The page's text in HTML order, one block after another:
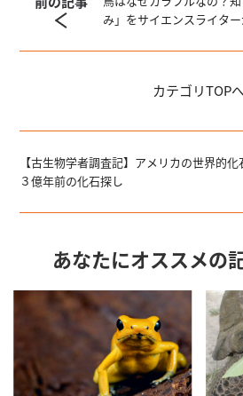
み」をサイエンスライター
カテゴリTOPへ
【古生物学者調査記】アメリカの世界的化
３億年前の化石探し
あなたにオススメの